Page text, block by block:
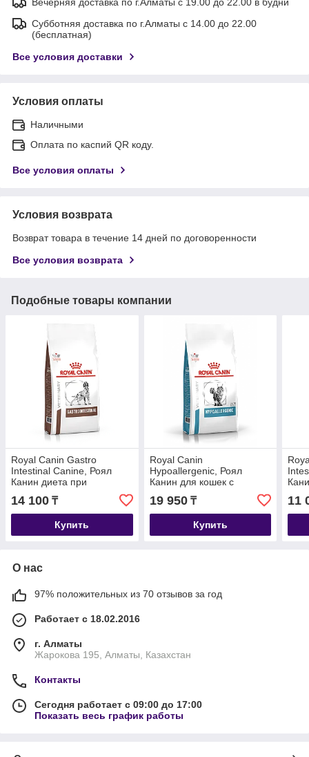
Субботняя доставка по г.Алматы с 14.00 до 22.00
(бесплатная)
Все условия доставки
Условия оплаты
Наличными
Оплата по каспий QR коду.
Все условия оплаты
Условия возврата
Возврат товара в течение 14 дней по договоренности
Все условия возврата
Подобные товары компании
Royal Canin Gastro
Intestinal Canine, Роял
Канин диета при
нарушении пищеварения
собак, уп.2 кг
14 100 ₸
Купить
Royal Canin
Hypoallergenic, Роял
Канин для кошек с
пищевой аллергией, 2,5кг
19 950₸
Купить
11
О нас
97% положительных из 70 отзывов за год
Работает с 18.02.2016
г. Алматы
Жарокова 195, Алматы, Казахстан
Контакты
Сегодня работает с 09:00 до 17:00
Показать весь график работы